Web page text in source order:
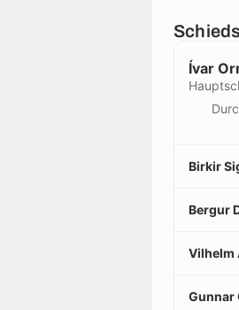
Ívar
Birkir
Bergur
Vilhelm
Gunnar